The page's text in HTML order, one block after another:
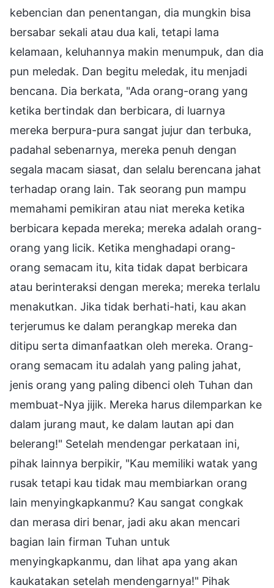
kebencian dan penentangan, dia mungkin bisa
bersabar sekali atau dua kali, tetapi lama
kelamaan, keluhannya makin menumpuk, dan dia
pun meledak. Dan begitu meledak, itu menjadi
bencana. Dia berkata, "Ada orang-orang yang
ketika bertindak dan berbicara, di luarnya
mereka berpura-pura sangat jujur dan terbuka,
padahal sebenarnya, mereka penuh dengan
segala macam siasat, dan selalu berencana jahat
terhadap orang lain. Tak seorang pun mampu
memahami pemikiran atau niat mereka ketika
berbicara kepada mereka; mereka adalah orang-
orang yang licik. Ketika menghadapi orang-
orang semacam itu, kita tidak dapat berbicara
atau berinteraksi dengan mereka; mereka terlalu
menakutkan. Jika tidak berhati-hati, kau akan
terjerumus ke dalam perangkap mereka dan
ditipu serta dimanfaatkan oleh mereka. Orang-
orang semacam itu adalah yang paling jahat,
jenis orang yang paling dibenci oleh Tuhan dan
membuat-Nya jijik. Mereka harus dilemparkan ke
dalam jurang maut, ke dalam lautan api dan
belerang!" Setelah mendengar perkataan ini,
pihak lainnya berpikir, "Kau memiliki watak yang
rusak tetapi kau tidak mau membiarkan orang
lain menyingkapkanmu? Kau sangat congkak
dan merasa diri benar, jadi aku akan mencari
bagian lain firman Tuhan untuk
menyingkapkanmu, dan lihat apa yang akan
kaukatakan setelah mendengarnya!" Pihak